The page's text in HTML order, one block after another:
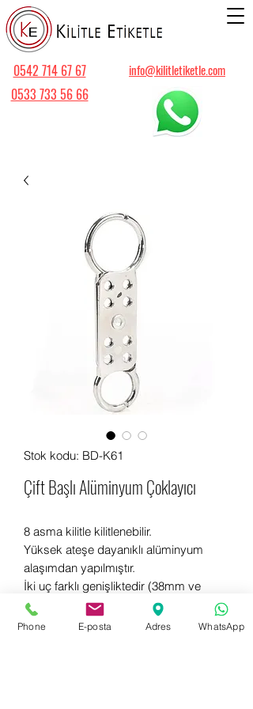
info@kilitletiketle.com
0542 714 67 67
0533 733 56 66
Stok kodu: BD-K61
Çift Başlı Alüminyum Çoklayıcı
8 asma kilitle kilitlenebilir.
Yüksek ateşe dayanıklı alüminyum
alaşımdan yapılmıştır.
İki uç farklı genişliktedir (38mm ve
25mm).
Phone E-posta Adres WhatsApp